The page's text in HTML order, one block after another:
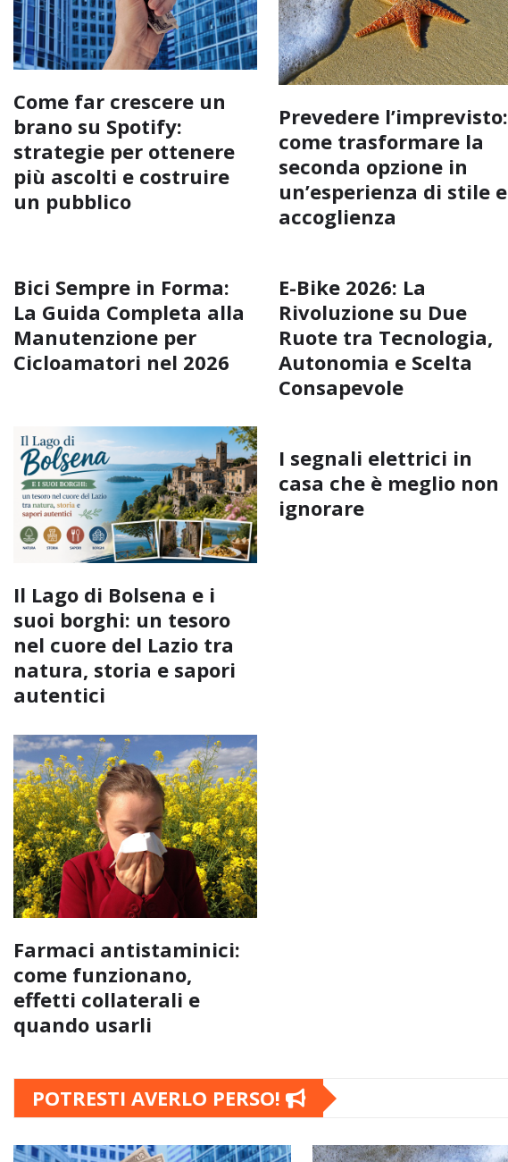
Come far crescere un
brano su Spotify:
strategie per ottenere
più ascolti e costruire
un pubblico
Prevedere l’imprevisto:
come trasformare la
seconda opzione in
un’esperienza di stile e
accoglienza
Bici Sempre in Forma:
La Guida Completa alla
Manutenzione per
Cicloamatori nel 2026
E-Bike 2026: La
Rivoluzione su Due
Ruote tra Tecnologia,
Autonomia e Scelta
Consapevole
Il Lago di Bolsena e i
suoi borghi: un tesoro
nel cuore del Lazio tra
natura, storia e sapori
autentici
I segnali elettrici in
casa che è meglio non
ignorare
Farmaci antistaminici:
come funzionano,
effetti collaterali e
quando usarli
POTRESTI AVERLO PERSO!